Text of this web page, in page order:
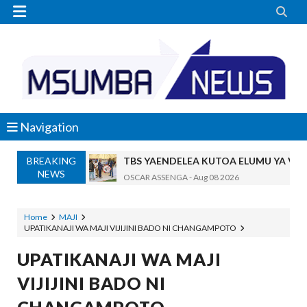
 
Navigation
BREAKING
NEWS
TBS YAENDELEA KUTOA ELUMU YA
OSCAR ASSENGA-Aug 08 2026
Nilishikilia Cheo Kile Kile Kwa Miaka
Niliteswa Na Ndoto Za Kutisha Usiku,
Zawadi- Aug 08 2026
Home
MAJI
UPATIKANAJI WA MAJI VIJIJINI BADO NI CHANGAMPOTO
UPATIKANAJI WA MAJI
VIJIJINI BADO NI